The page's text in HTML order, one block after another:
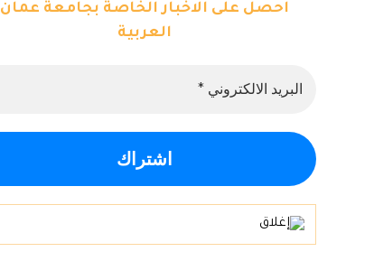
احصل على الاخبار الخاصة بجامعة عمان
العربية